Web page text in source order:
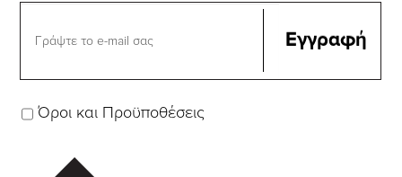
Όροι και Προϋποθέσεις